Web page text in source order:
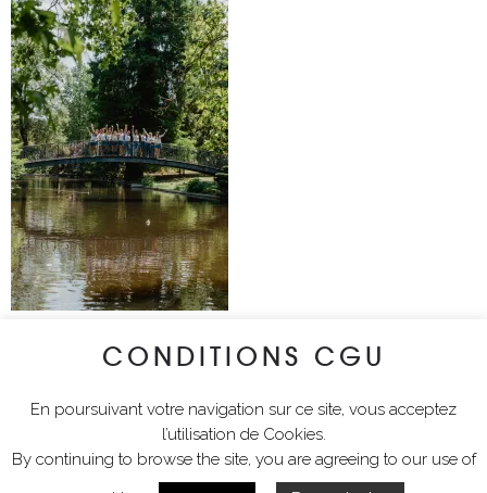
lyciawalterimages
CONDITIONS CGU
En poursuivant votre navigation sur ce site, vous acceptez
l’utilisation de Cookies.
By continuing to browse the site, you are agreeing to our use of